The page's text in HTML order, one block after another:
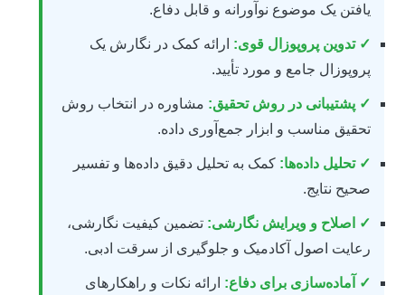
یافتن یک موضوع نوآورانه و قابل دفاع.
✓ تدوین پروپوزال قوی:ارائه کمک در نگارش یک
پروپوزال جامع و مورد تأیید.
✓ پشتیبانی در روش تحقیق:مشاوره در انتخاب روش
تحقیق مناسب و ابزار جمع‌آوری داده.
✓ تحلیل داده‌ها:کمک به تحلیل دقیق داده‌ها و تفسیر
صحیح نتایج.
✓ اصلاح و ویرایش نگارشی:تضمین کیفیت نگارشی،
رعایت اصول آکادمیک و جلوگیری از سرقت ادبی.
✓ آماده‌سازی برای دفاع:ارائه نکات و راهکارهای